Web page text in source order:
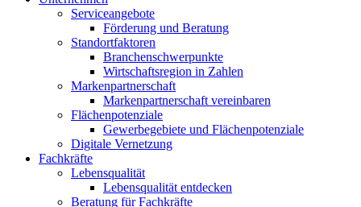
Serviceangebote
Förderung und Beratung
Standortfaktoren
Branchenschwerpunkte
Wirtschaftsregion in Zahlen
Markenpartnerschaft
Markenpartnerschaft vereinbaren
Flächenpotenziale
Gewerbegebiete und Flächenpotenziale
Digitale Vernetzung
Fachkräfte
Lebensqualität
Lebensqualität entdecken
Beratung für Fachkräfte